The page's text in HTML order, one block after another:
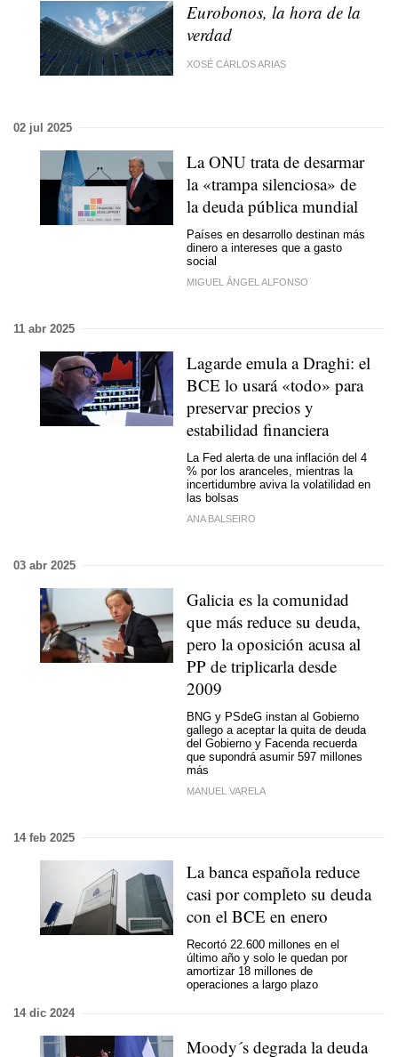
Eurobonos, la hora de la
verdad
XOSÉ CARLOS ARIAS
02 jul 2025
La ONU trata de desarmar
la «trampa silenciosa» de
la deuda pública mundial
Países en desarrollo destinan más
dinero a intereses que a gasto
social
MIGUEL ÁNGEL ALFONSO
11 abr 2025
Lagarde emula a Draghi: el
BCE lo usará «todo» para
preservar precios y
estabilidad financiera
La Fed alerta de una inflación del 4
% por los aranceles, mientras la
incertidumbre aviva la volatilidad en
las bolsas
ANA BALSEIRO
03 abr 2025
Galicia es la comunidad
que más reduce su deuda,
pero la oposición acusa al
PP de triplicarla desde
2009
BNG y PSdeG instan al Gobierno
gallego a aceptar la quita de deuda
del Gobierno y Facenda recuerda
que supondrá asumir 597 millones
más
MANUEL VARELA
14 feb 2025
La banca española reduce
casi por completo su deuda
con el BCE en enero
Recortó 22.600 millones en el
último año y solo le quedan por
amortizar 18 millones de
operaciones a largo plazo
14 dic 2024
Moody´s degrada la deuda